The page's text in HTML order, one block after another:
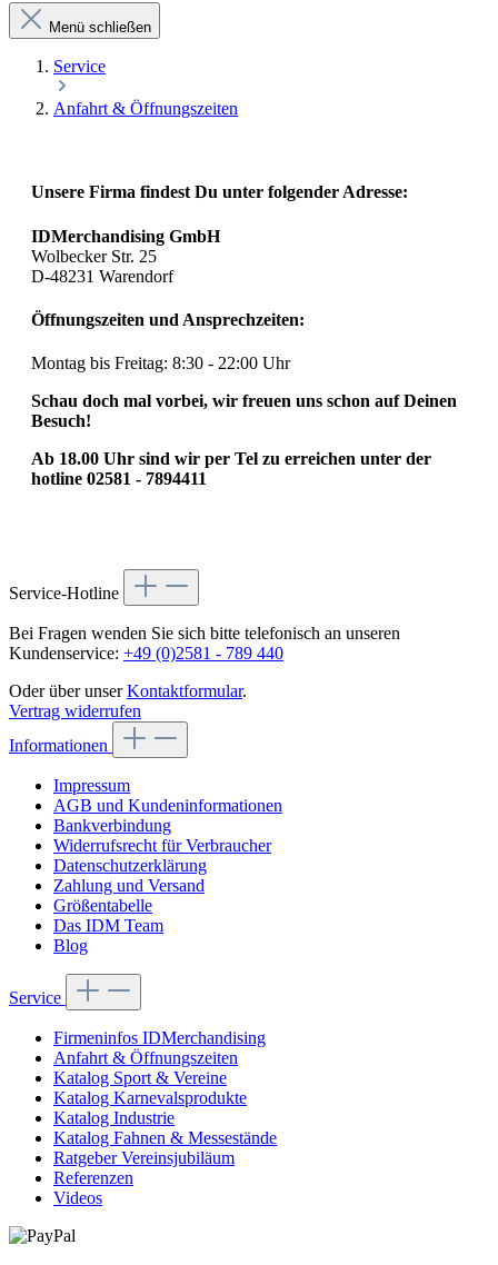
Menü schließen
Service
Anfahrt & Öffnungszeiten
Unsere Firma findest Du unter folgender Adresse:
IDMerchandising GmbH
Wolbecker Str. 25
D-48231 Warendorf
Öffnungszeiten und Ansprechzeiten:
Montag bis Freitag: 8:30 - 22:00 Uhr
Schau doch mal vorbei, wir freuen uns schon auf Deinen
Besuch!
Ab 18.00 Uhr sind wir per Tel zu erreichen unter der
hotline 02581 - 7894411
Service-Hotline
Bei Fragen wenden Sie sich bitte telefonisch an unseren
Kundenservice: +49 (0)2581 - 789 440
Oder über unserKontaktformular.
Vertrag widerrufen
Informationen
Impressum
AGB und Kundeninformationen
Bankverbindung
Widerrufsrecht für Verbraucher
Datenschutzerklärung
Zahlung und Versand
Größentabelle
Das IDM Team
Blog
Service
Firmeninfos IDMerchandising
Anfahrt & Öffnungszeiten
Katalog Sport & Vereine
Katalog Karnevalsprodukte
Katalog Industrie
Katalog Fahnen & Messestände
Ratgeber Vereinsjubiläum
Referenzen
Videos